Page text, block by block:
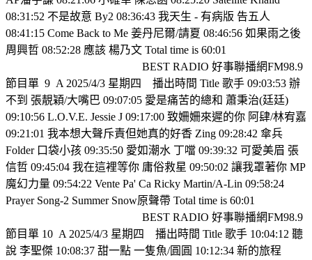
08:31:52 不是故意 By2 08:36:43 我天生 - 有病版 告五人
08:41:15 Come Back to Me 姜丹尼爾/請夏 08:46:56 如果雨之後
周興哲 08:52:28 應該 楊乃文 Total time is 60:01
BEST RADIO 好事聯播網FM98.9
節目單 9 A 2025/4/3 星期四
播出時間 Title 歌手 09:03:53 辦
不到 張靚穎/大嘴巴 09:07:05 愛是痛苦的總和 蕭秉治(廷廷)
09:10:56 L.O.V.E. Jessie J 09:17:00 致姍姍來遲的你 阿肆/林宥嘉
09:21:01 我本想大聲斥責但她真的好香 Zing 09:28:42 傘兵
Folder 口袋小孩 09:35:50 愛如潮水 丁噹 09:39:32 可愛美眉 張
信哲 09:45:04 我在這裡等你 庸俗救星 09:50:02 讓我罩著你 MP
魔幻力量 09:54:22 Vente Pa' Ca Ricky Martin/A-Lin 09:58:24
Prayer Song-2 Summer Snow原聲帶 Total time is 60:01
BEST RADIO 好事聯播網FM98.9
節目單 10 A 2025/4/3 星期四
播出時間 Title 歌手 10:04:12 聽
說 李聖傑 10:08:37 甜一點 一隻魚/圓圓 10:12:34 新的旅程